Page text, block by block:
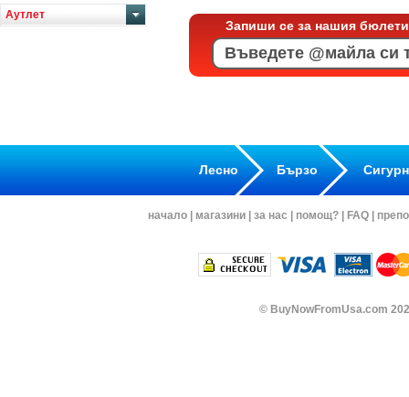
Аутлет
Запиши се за нашия
Лесно Бързо
начало магазини за нас помощ? FAQ
© BuyNowFromUsa.com